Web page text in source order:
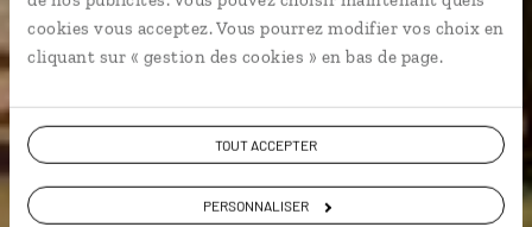
cookies vous acceptez. Vous pourrez modifier vos choix en
cliquant sur « gestion des cookies » en bas de page.
TOUT ACCEPTER
PERSONNALISER
VOIR NOS 3 IDÉES DE VOYAGE AU KIRGHIZISTAN